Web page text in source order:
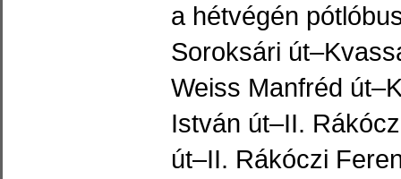
a hétvégén
Soroksári
Weiss Manfréd
István út–II.
út–II. Rákóczi